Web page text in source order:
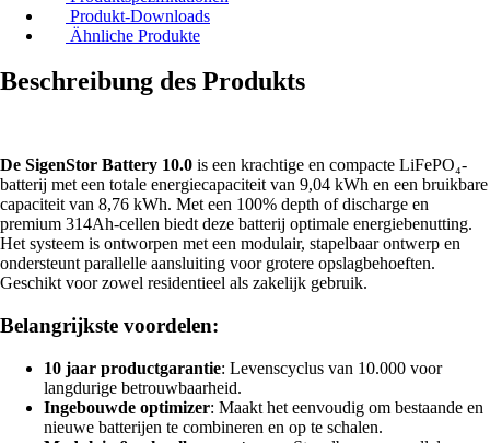
Produkt-Downloads
Ähnliche Produkte
Beschreibung des Produkts
De SigenStor Battery 10.0 is een krachtige en compacte LiFePO₄-
batterij met een totale energiecapaciteit van 9,04 kWh en een bruikbare
capaciteit van 8,76 kWh. Met een 100% depth of discharge en
premium 314Ah-cellen biedt deze batterij optimale energiebenutting.
Het systeem is ontworpen met een modulair, stapelbaar ontwerp en
ondersteunt parallelle aansluiting voor grotere opslagbehoeften.
Geschikt voor zowel residentieel als zakelijk gebruik.
Belangrijkste voordelen:
10 jaar productgarantie: Levenscyclus van 10.000 voor
langdurige betrouwbaarheid.
Ingebouwde optimizer: Maakt het eenvoudig om bestaande en
nieuwe batterijen te combineren en op te schalen.